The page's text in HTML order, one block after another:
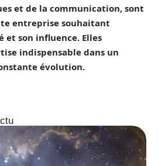
et de la communication, sont
entreprise souhaitant
son influence. Elles
indispensable dans un
évolution.